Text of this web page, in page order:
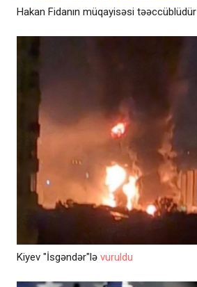
Hakan Fidanın müqayisəsi təəccüblüdür
Kiyev "İsgəndər"lə vuruldu